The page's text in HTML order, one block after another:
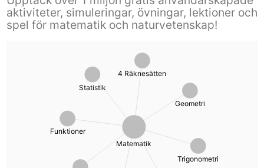
Funktioner
Algebra
4 Räknesätten
Räknare
Grafräknare
Gå in i en lektion
Logga in
aktiviteter, simuleringar, övningar, lektioner och
spel för matematik och naturvetenskap!
Matematik
4 Räknesätten
Funktioner
Geometri
Statistik
Trigonometri